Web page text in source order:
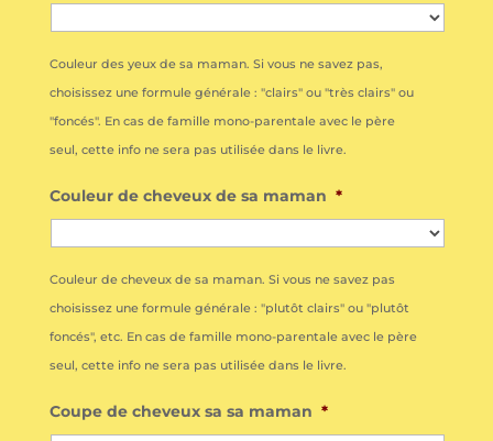
Couleur des yeux de sa maman. Si vous ne savez pas,
choisissez une formule générale : "clairs" ou "très clairs" ou
"foncés". En cas de famille mono-parentale avec le père
seul, cette info ne sera pas utilisée dans le livre.
Couleur de cheveux de sa maman *
Couleur de cheveux de sa maman. Si vous ne savez pas
choisissez une formule générale : "plutôt clairs" ou "plutôt
foncés", etc. En cas de famille mono-parentale avec le père
seul, cette info ne sera pas utilisée dans le livre.
Coupe de cheveux sa sa maman *